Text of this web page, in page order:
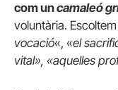
com uncamaleó
voluntària.
vocació«, «el
vital», «aquelles